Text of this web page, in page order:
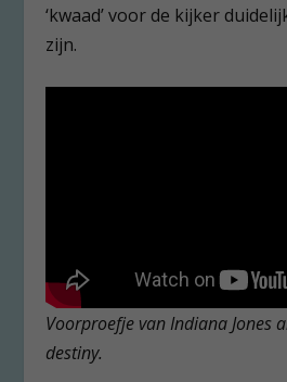
‘kwaad’ voor de kijker
zijn.
Voorproefje van Indiana Jones
destiny.